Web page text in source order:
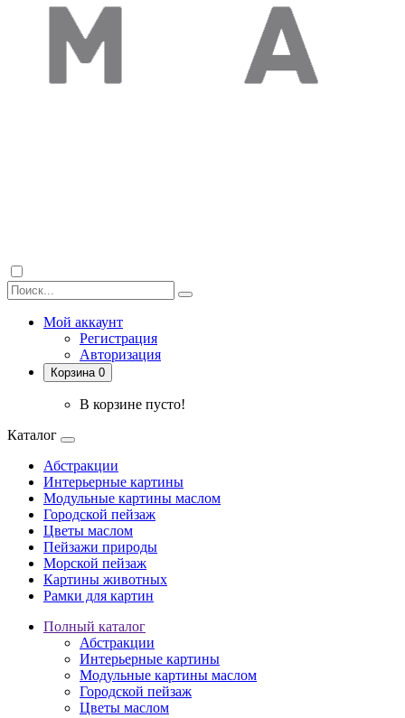
Мой аккаунт
Регистрация
Авторизация
Корзина 0
В корзине пусто!
Каталог
Абстракции
Интерьерные картины
Модульные картины маслом
Городской пейзаж
Цветы маслом
Пейзажи природы
Морской пейзаж
Картины животных
Рамки для картин
Полный каталог
Абстракции
Интерьерные картины
Модульные картины маслом
Городской пейзаж
Цветы маслом